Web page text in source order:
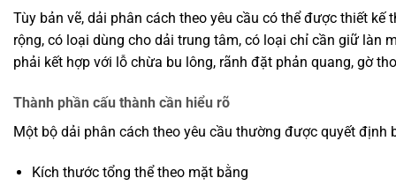
Tùy bản vẽ, dải phân cách theo yêu cầu có thể được thiết
rộng, có loại dùng cho dải trung tâm, có loại chỉ cần giữ làn
phải kết hợp với lỗ chừa bu lông, rãnh đặt phản quang, gờ
Thành phần cấu thành cần hiểu rõ
Một bộ dải phân cách theo yêu cầu thường được quyết định
Kích thước tổng thể theo mặt bằng